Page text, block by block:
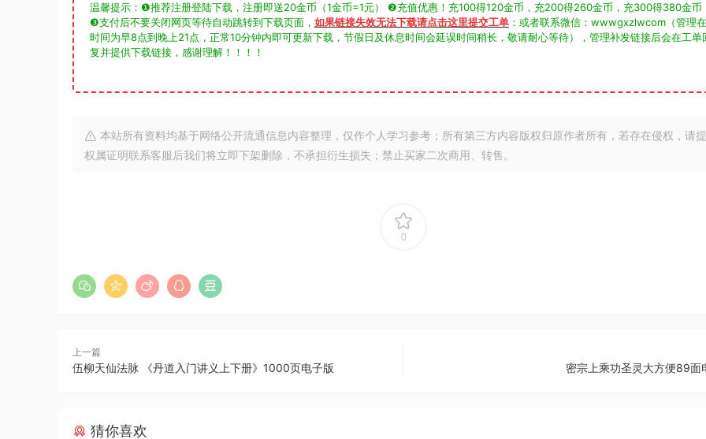
温馨提示：❶推荐注册登陆下载，注册即送20金币（1金币=1元） ❷充值优惠！充100得120金币，充200得260金币，充300得380金币
❸支付后不要关闭网页等待自动跳转到下载页面， 如果链接失效无法下载请点击这里提交工单 ：或者联系微信：wwwgxzlwcom（管理
时间为早8点到晚上21点，正常10分钟内即可更新下载，节假日及休息时间会延误时间稍长，敬请耐心等待），管理补发链接后会在工单
复并提供下载链接，感谢理解！！！！
本站所有资料均基于网络公开流通信息内容整理，仅作个人学习参考；所有第三方内容版权归原作者所有，若存在侵权，请
权属证明联系客服后我们将立即下架删除，不承担衍生损失；禁止买家二次商用、转售。
0
上一篇
伍柳天仙法脉 《丹道入门讲义上下册》1000页电子版 密宗上乘功圣灵大方便89面
猜你喜欢